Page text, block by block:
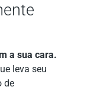
a sua cara.
leva seu
de